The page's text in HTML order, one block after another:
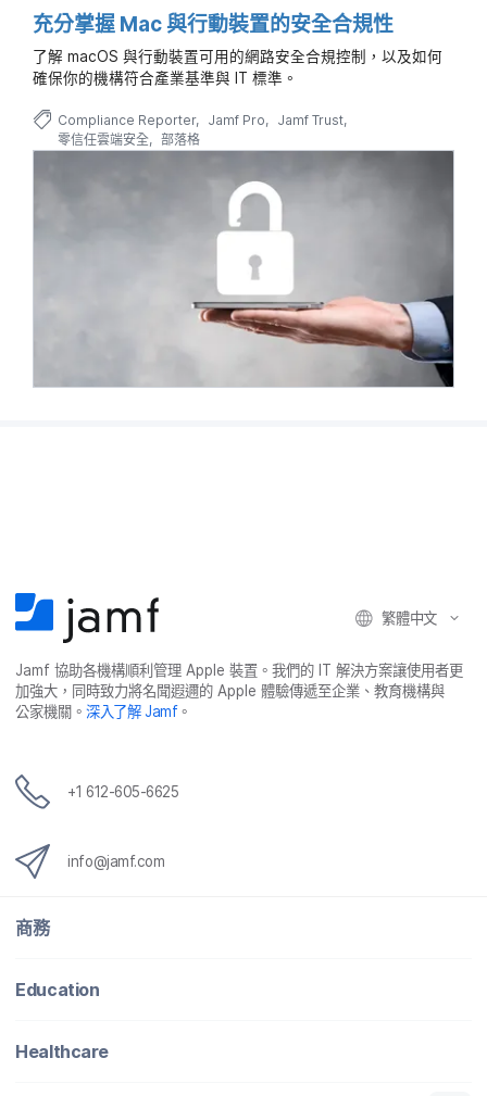
充分掌握 Mac 與行動裝置的安全合規性
了解 macOS 與行動裝置可用的網路安全合規控制，以及如何
確保你的機構符合產業基準與 IT 標準。
Compliance Reporter Jamf Pro
Jamf Trust
零信任雲端安全
部落格
繁體​中文
Jamf協助​各​機構​順利​管理 Apple裝置。​我們​的 IT解決​方案​讓​使用​者​更​
加強​大，​同時​致力​將​名聞​遐邇​的 Apple體驗​傳遞​至​企業、​教育​機構​與​
公家​機關。深入​了​解Jamf。
+1 612-605-6625
info@jamf.com
商務
Education
Healthcare